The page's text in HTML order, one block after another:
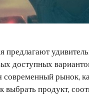
предлагают
доступных
рынок,
выбрать продукт,